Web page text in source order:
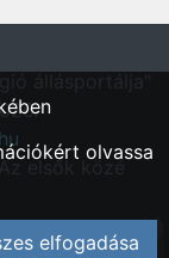
elsők közé
olvassa
elfogadása